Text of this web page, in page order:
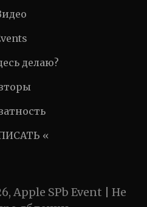
делаю?
«
Apple SPb Event | Не